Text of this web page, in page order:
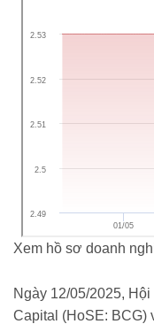
Xem hồ sơ doanh
Ngày 12/05/2025,
Capital (HoSE: BCG)